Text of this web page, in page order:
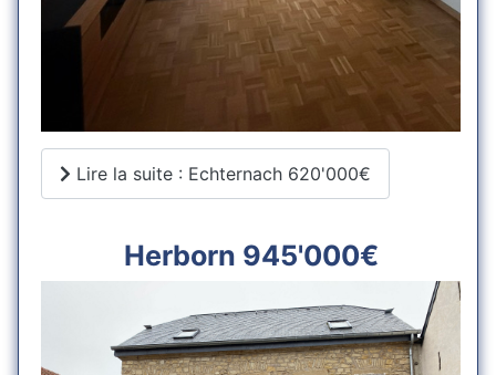
Lire la suite : Echternach 620'000€
Herborn 945'000€